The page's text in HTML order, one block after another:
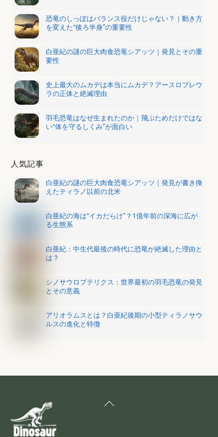
恐竜のしっぽはバランス役だけじゃない？｜動き方
を変えた“後ろ半身”の重要性
白亜紀の謎の巨大肉食恐竜シアッツ｜発見とその重
要性
史上最大のムカデは本当にムカデ？アースロプレウ
ラの正体と絶滅理由
羽毛恐竜はなぜ生まれたのか｜飛ぶためだけではな
い“体を守るしくみ”が面白い
人気記事
白亜紀の謎の巨大肉食恐竜シアッツ｜発見が書き換
えたティラノ以前の北米
白亜紀の海は“イカだらけ”？1億年前の深海に広が
る生態系
白亜紀：中生代最後の時代に恐竜が絶滅した理由と
は？
シノサウロプテリクス：世界最初の羽毛恐竜の発見
とその意義
アリオラムスとは？白亜紀後期の小型ティラノサウ
ルスの進化と特徴
To